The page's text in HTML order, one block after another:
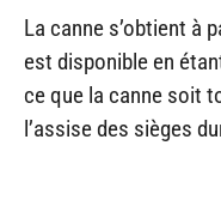
La canne s’obtient à
est disponible en
ce que la canne soit
l’assise des sièges